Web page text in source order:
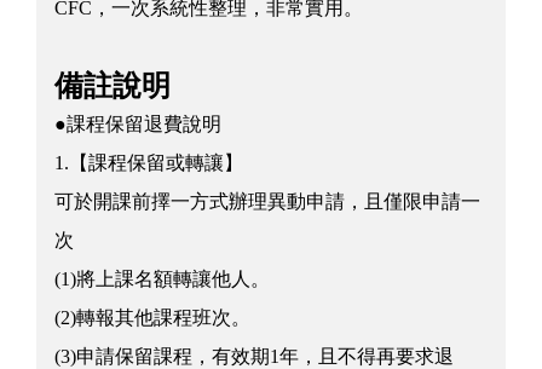
CFC，一次系統性整理，非常實用。
備註說明
●課程保留退費說明
1.【課程保留或轉讓】
可於開課前擇一方式辦理異動申請，且僅限申請一
次
(1)將上課名額轉讓他人。
(2)轉報其他課程班次。
(3)申請保留課程，有效期1年，且不得再要求退